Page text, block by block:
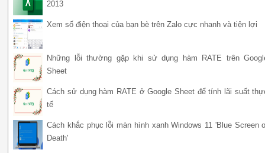
2013
Xem số điện thoại của bạn bè trên Zalo cực nhanh và tiện lợi
Những lỗi thường gặp khi sử dụng hàm RATE trên
Sheet
Cách sử dụng hàm RATE ở Google Sheet để tính lãi suất
tế
Cách khắc phục lỗi màn hình xanh Windows 11 'Blue Screen
Death'